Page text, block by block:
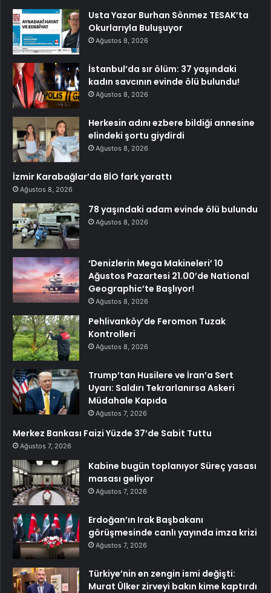
Usta Yazar Burhan Sönmez TESAK’ta
Okurlarıyla Buluşuyor
Ağustos 8, 2026
İstanbul’da sır ölüm: 37 yaşındaki
kadın savcının evinde ölü bulundu!
Ağustos 8, 2026
Herkesin adını ezbere bildiği annesine
elindeki şortu giydirdi
Ağustos 8, 2026
İzmir Karabağlar’da BİO fark yarattı
Ağustos 8, 2026
78 yaşındaki adam evinde ölü bulundu
Ağustos 8, 2026
‘Denizlerin Mega Makineleri’ 10
Ağustos Pazartesi 21.00’de National
Geographic’te Başlıyor!
Ağustos 8, 2026
Pehlivanköy’de Feromon Tuzak
Kontrolleri
Ağustos 8, 2026
Trump’tan Husilere ve İran’a Sert
Uyarı: Saldırı Tekrarlanırsa Askeri
Müdahale Kapıda
Ağustos 7, 2026
Merkez Bankası Faizi Yüzde 37’de Sabit Tuttu
Ağustos 7, 2026
Kabine bugün toplanıyor Süreç yasası
masası geliyor
Ağustos 7, 2026
Erdoğan’ın Irak Başbakanı
görüşmesinde canlı yayında imza krizi
Ağustos 7, 2026
Türkiye’nin en zengin ismi değişti:
Murat Ülker zirveyi bakın kime kaptırdı